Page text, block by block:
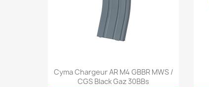
Aperçu rapide
Cyma Chargeur AR M4 GBBR MWS /
CGS Black Gaz 30BBs